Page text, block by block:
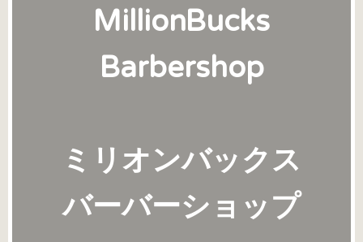
MillionBucks
Barbershop
ミリオンバックス
バーバーショップ